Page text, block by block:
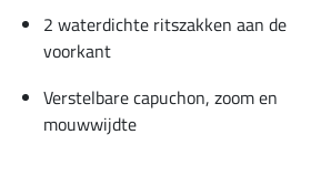
2 waterdichte ritszakken aan de
voorkant
Verstelbare capuchon, zoom en
mouwwijdte